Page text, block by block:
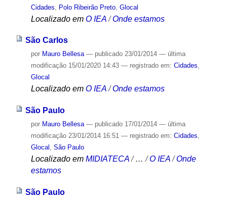
Cidades
Polo Ribeirão Preto, Glocal
Localizado em O IEA /Onde estamos
São Carlos
por Mauro Bellesa — publicado23/01/2014 — última
modificação15/01/2020 14:43 — registrado em: Cidades,
Glocal
Localizado em O IEA /Onde estamos
São Paulo
por Mauro Bellesa — publicado17/01/2014 — última
modificação23/01/2014 16:51 — registrado em: Cidades,
Glocal , São Paulo
Localizado em MIDIATECA /…/O IEA /Onde
estamos
São Paulo